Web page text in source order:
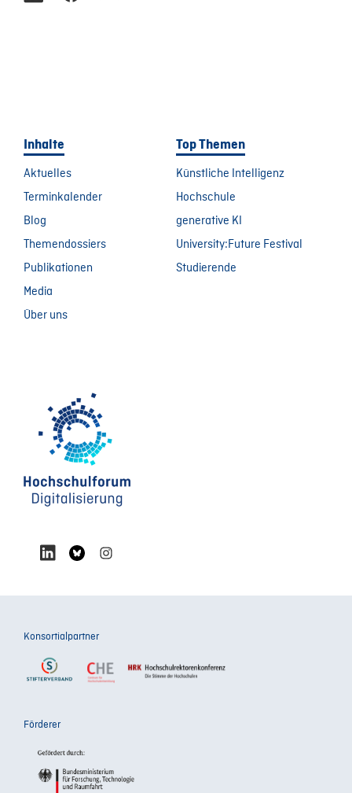
Inhalte
Aktuelles
Terminkalender
Blog
Themendossiers
Publikationen
Media
Über uns
Top Themen
Künstliche Intelligenz
Hochschule
generative KI
University:Future Festival
Studierende
Konsortialpartner
Förderer